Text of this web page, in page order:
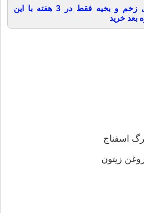
کاهش چشمگیر جای زخم و بخیه فقط در 3 هفته با این
خرید
اسفناج
زیتون